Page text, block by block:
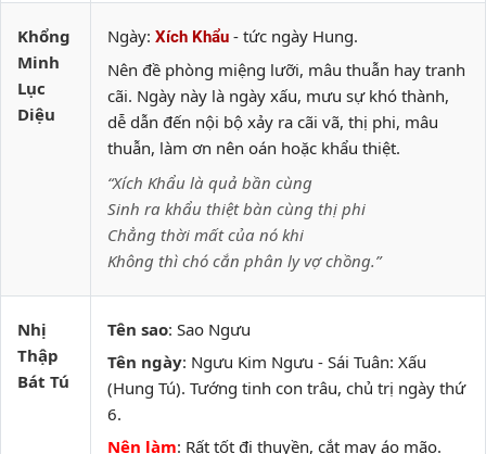
Khổng
Minh
Lục
Diệu
Ngày: Xích Khẩu - tức ngày Hung.
Nên đề phòng miệng lưỡi, mâu thuẫn hay tranh
cãi. Ngày này là ngày xấu, mưu sự khó thành,
dễ dẫn đến nội bộ xảy ra cãi vã, thị phi, mâu
thuẫn, làm ơn nên oán hoặc khẩu thiệt.
“Xích Khẩu là quả bần cùng
Sinh ra khẩu thiệt bàn cùng thị phi
Chẳng thời mất của nó khi
Không thì chó cắn phân ly vợ chồng.”
Nhị
Thập
Bát Tú
Tên sao: Sao Ngưu
Tên ngày: Ngưu Kim Ngưu - Sái Tuân: Xấu
(Hung Tú). Tướng tinh con trâu, chủ trị ngày thứ
6.
Nên làm: Rất tốt đi thuyền, cắt may áo mão.